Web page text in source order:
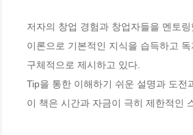
저자의 창업 경험과 창업자들을 멘토
이론으로 기본적인 지식을 습득하고
구체적으로 제시하고 있다.
Tip을 통한 이해하기 쉬운 설명과 도
이 책은 시간과 자금이 극히 제한적인